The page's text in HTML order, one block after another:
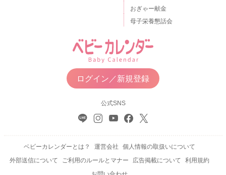
おぎゃー献金
母子栄養懇話会
ログイン／新規登録
公式SNS
ベビーカレンダーとは？ 運営会社
個人情報の取扱いについて
外部送信について
ご利用のルールとマナー 広告掲載について
利用規約